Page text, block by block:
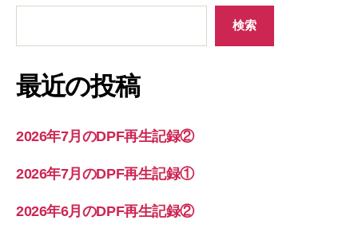
検索
最近の投稿
2026年7月のDPF再生記録②
2026年7月のDPF再生記録①
2026年6月のDPF再生記録②